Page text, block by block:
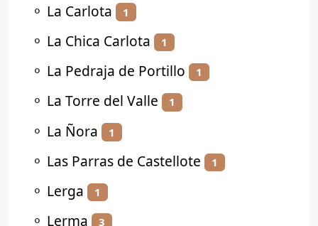
⚬ La Carlota 1
⚬ La Chica Carlota 1
⚬ La Pedraja de Portillo 1
⚬ La Torre del Valle 1
⚬ La Ñora 1
⚬ Las Parras de Castellote 1
⚬ Lerga 1
⚬ Lerma 3